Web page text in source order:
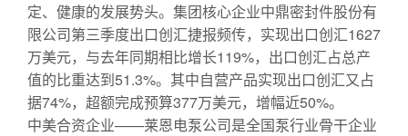
定、健康的发展势头。集团核心企业中鼎密封件股份有
限公司第三季度出口创汇捷报频传，实现出口创汇1627
万美元，与去年同期相比增长119%，出口创汇占总产
值的比重达到51.3%。其中自营产品实现出口创汇又占
据74%，超额完成预算377万美元，增幅近50%。
中美合资企业——莱恩电泵公司是全国泵行业骨干企业